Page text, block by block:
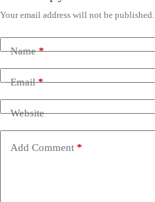
Your email address will not be published.
Name*
Email*
Website
Add Comment *